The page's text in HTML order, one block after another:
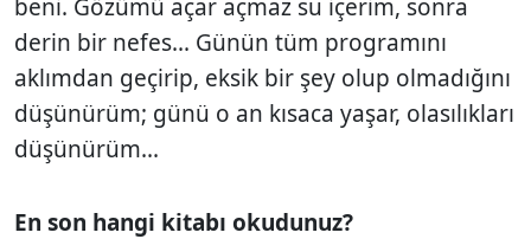
beni. Gözümü açar açmaz su içerim, sonra
derin bir nefes... Günün tüm programını
aklımdan geçirip, eksik bir şey olup olmadığını
düşünürüm; günü o an kısaca yaşar, olasılıkları
düşünürüm...
En son hangi kitabı okudunuz?